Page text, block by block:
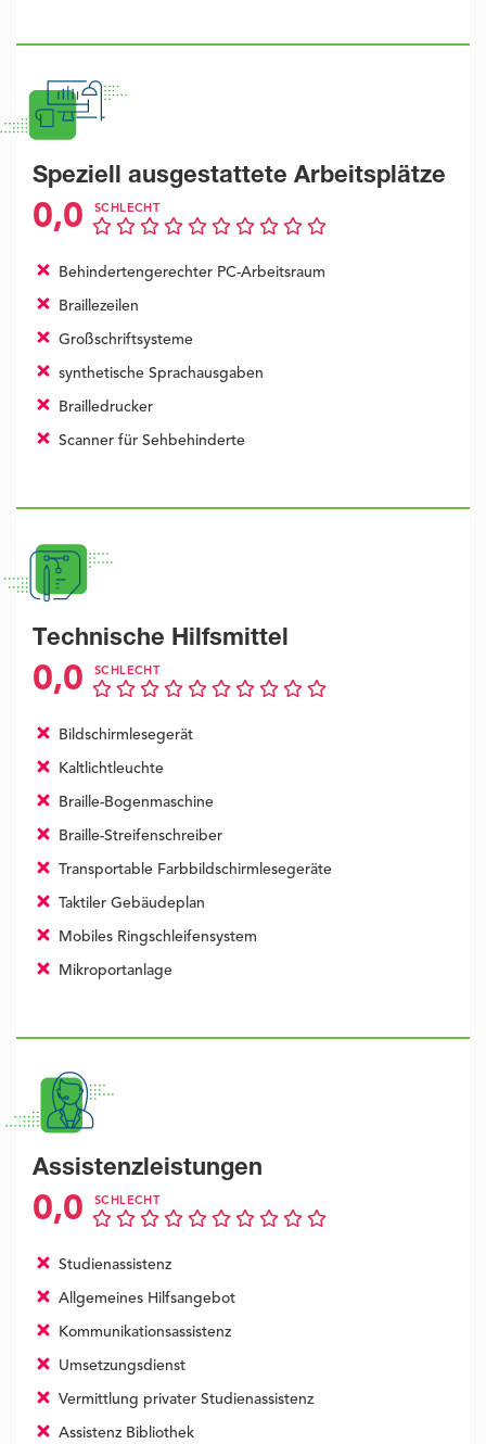
Speziell ausgestattete Arbeitsplätze
0,0 SCHLECHT
Behindertengerechter PC-Arbeitsraum
Braillezeilen
Großschriftsysteme
synthetische Sprachausgaben
Brailledrucker
Scanner für Sehbehinderte
Technische Hilfsmittel
0,0 SCHLECHT
Bildschirmlesegerät
Kaltlichtleuchte
Braille-Bogenmaschine
Braille-Streifenschreiber
Transportable Farbbildschirmlesegeräte
Taktiler Gebäudeplan
Mobiles Ringschleifensystem
Mikroportanlage
Assistenzleistungen
0,0 SCHLECHT
Studienassistenz
Allgemeines Hilfsangebot
Kommunikationsassistenz
Umsetzungsdienst
Vermittlung privater Studienassistenz
Assistenz Bibliothek